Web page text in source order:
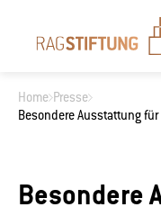
Home Presse
Besondere Ausstattung
Besondere